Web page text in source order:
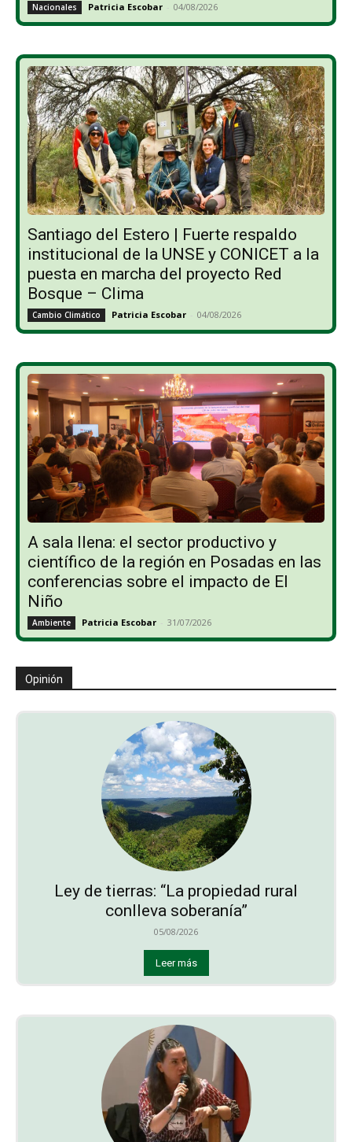
Nacionales Patricia Escobar - 04/08/2026
Santiago del Estero | Fuerte respaldo
institucional de la UNSE y CONICET a la
puesta en marcha del proyecto Red
Bosque – Clima
Cambio Climático Patricia Escobar - 04/08/2026
A sala llena: el sector productivo y
científico de la región en Posadas en las
conferencias sobre el impacto de El
Niño
Ambiente Patricia Escobar - 31/07/2026
Opinión
Ley de tierras: “La propiedad rural
conlleva soberanía”
05/08/2026
Leer más